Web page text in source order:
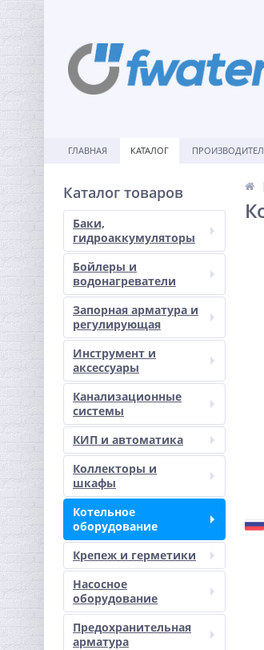
ГЛАВНАЯ КАТАЛОГ
Каталог товаров
Баки,
гидроаккумуляторы
Бойлеры и
водонагреватели
Запорная арматура и
регулирующая
Инструмент и
аксессуары
Канализационные
системы
КИП и автоматика
Коллекторы и
шкафы
Котельное
оборудование
Крепеж и герметики
Насосное
оборудование
Предохранительная
арматура